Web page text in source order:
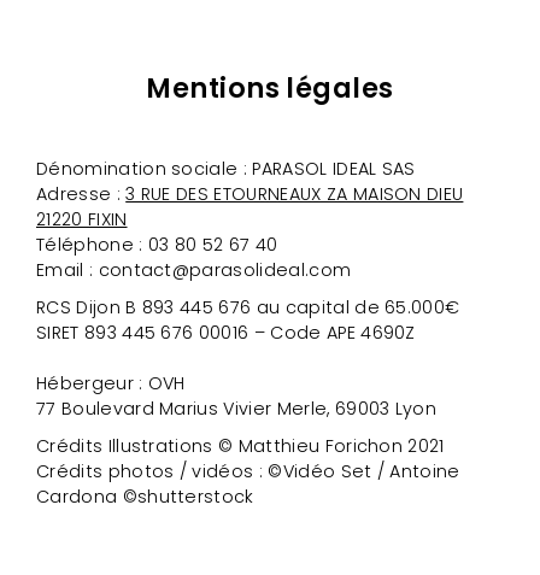
Mentions légales
Dénomination sociale : PARASOL IDEAL SAS
Adresse :3 RUE DES ETOURNEAUX ZA MAISON DIEU
21220 FIXIN
Téléphone : 03 80 52 67 40
Email : contact@parasolideal.com
RCS Dijon B 893 445 676 au capital de 65.000€
SIRET 893 445 676 00016 – Code APE 4690Z
Hébergeur : OVH
77 Boulevard Marius Vivier Merle, 69003 Lyon
Crédits Illustrations © Matthieu Forichon 2021
Crédits photos / vidéos : ©Vidéo Set / Antoine
Cardona ©shutterstock